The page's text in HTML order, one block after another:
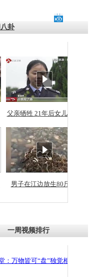
承四千年传统习
万民众为娥皇女
送行
车逆行被查情绪
网上回答崩溃原
文苗乡上万人欢
卦
父亲牺牲 21年后女儿从警
男子在江边放生80斤蛇
一周视频排行
：万物皆可“盘”独觉相声